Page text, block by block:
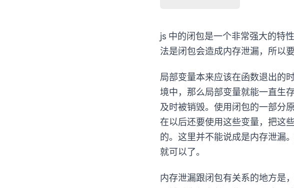
js 中的闭包是一个非常强大的特
法是闭包会造成内存泄漏，所以
局部变量本来应该在函数退出的
境中，那么局部变量就能一直生
及时被销毁。使用闭包的一部分
在以后还要使用这些变量，把这
的。这里并不能说成是内存泄漏
就可以了。
内存泄漏跟闭包有关系的地方是